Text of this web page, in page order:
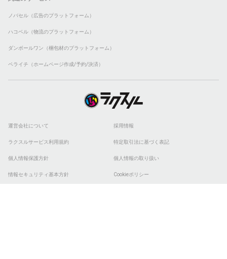
ノバセル（広告のプラットフォーム）
ハコベル（物流のプラットフォーム）
ダンボールワン（梱包材のプラットフォーム）
ペライチ（ホームページ作成/予約/決済）
運営会社について 採用情報
ラクスルサービス利用規約 特定取引法に基づく表記
個人情報保護方針 個人情報の取り扱い
情報セキュリティ基本方針 Cookieポリシー